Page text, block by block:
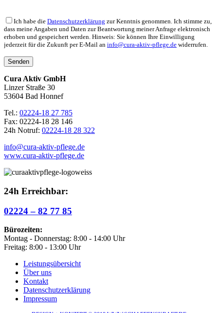
lasse
dieses
Feld
leer.
Ich habe die Datenschutzerklärung zur Kenntnis genommen. Ich stimme zu,
dass meine Angaben und Daten zur Beantwortung meiner Anfrage elektronisch
erhoben und gespeichert werden. Hinweis: Sie können Ihre Einwilligung
jederzeit für die Zukunft per E-Mail an info@cura-aktiv-pflege.de widerrufen.
Cura Aktiv GmbH
Linzer Straße 30
53604 Bad Honnef
Tel.: 02224-18 27 785
Fax: 02224-18 28 146
24h Notruf: 02224-18 28 322
info@cura-aktiv-pflege.de
www.cura-aktiv-pflege.de
24h Erreichbar:
02224 – 82 77 85
Bürozeiten:
Montag - Donnerstag: 8:00 - 14:00 Uhr
Freitag: 8:00 - 13:00 Uhr
Leistungsübersicht
Über uns
Kontakt
Datenschutzerklärung
Impressum